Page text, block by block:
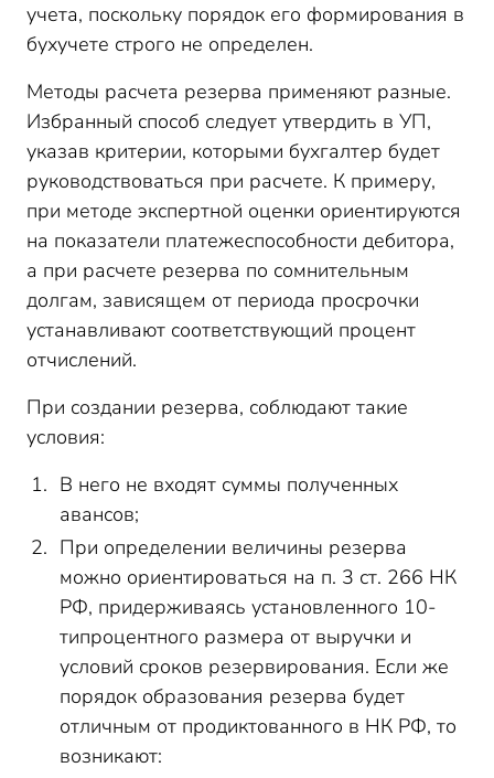
учета, поскольку порядок его формирования в
бухучете строго не определен.
Методы расчета резерва применяют разные.
Избранный способ следует утвердить в УП,
указав критерии, которыми бухгалтер будет
руководствоваться при расчете. К примеру,
при методе экспертной оценки ориентируются
на показатели платежеспособности дебитора,
а при расчете резерва по сомнительным
долгам, зависящем от периода просрочки
устанавливают соответствующий процент
отчислений.
При создании резерва, соблюдают такие
условия:
В него не входят суммы полученных
авансов;
При определении величины резерва
можно ориентироваться на п. 3 ст. 266 НК
РФ, придерживаясь установленного 10-
типроцентного размера от выручки и
условий сроков резервирования. Если же
порядок образования резерва будет
отличным от продиктованного в НК РФ, то
возникают: